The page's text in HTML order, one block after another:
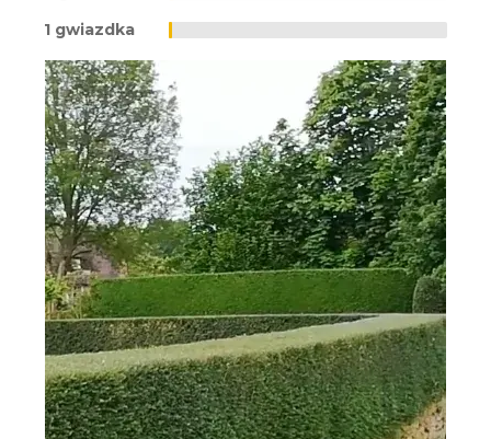
1 gwiazdka